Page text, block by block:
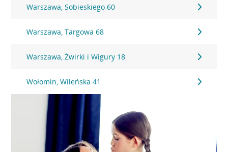
Warszawa, Sobieskiego 60
Warszawa, Targowa 68
Warszawa, Żwirki i Wigury 18
Wołomin, Wileńska 41